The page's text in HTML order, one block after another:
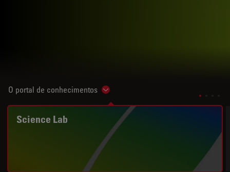
O portal de conhecimentos Show subnavigation
Science Lab